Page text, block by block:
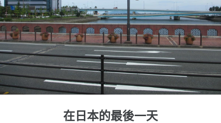
在日本的最後一天